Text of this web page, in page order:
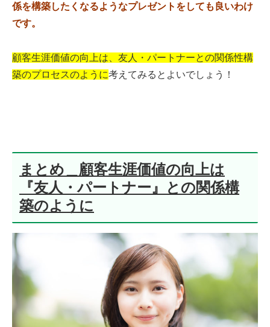
係を構築したくなるようなプレゼントをしても良いわけ
です。
顧客生涯価値の向上は、友人・パートナーとの関係性構
築のプロセスのように考えてみるとよいでしょう！
まとめ＿顧客生涯価値の向上は
『友人・パートナー』との関係構
築のように